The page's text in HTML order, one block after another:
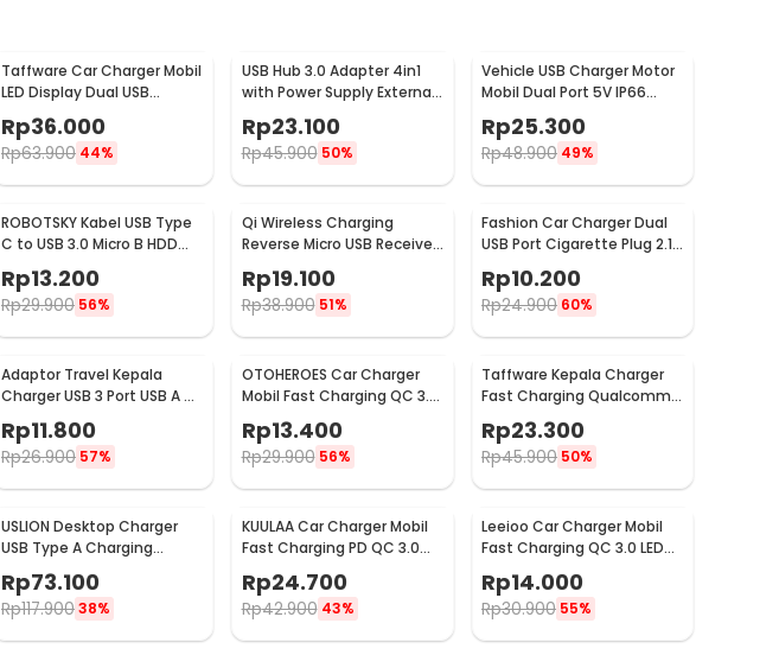
Taffware Car Charger Mobil
LED Display Dual USB
Cigarette Plug 3.1A - EC2
Rp36.000
Rp63.900 44%
USB Hub 3.0 Adapter 4in1
with Power Supply External
USB 3.0 4 Port - UH-103U3
Rp23.100
Rp45.900 50%
Vehicle USB Charger Motor
Mobil Dual Port 5V IP66
Splashproof - 42557
Rp25.300
Rp48.900 49%
ROBOTSKY Kabel USB Type
C to USB 3.0 Micro B HDD
Data Cable 1M - SGC10
Rp13.200
Rp29.900 56%
Qi Wireless Charging
Reverse Micro USB Receiver
Rp19.100
Rp38.900 51%
Fashion Car Charger Dual
USB Port Cigarette Plug 2.1A
Rp10.200
Rp24.900 60%
Adaptor Travel Kepala
Charger USB 3 Port USB A 5V
3.1A - EKA
Rp11.800
Rp26.900 57%
OTOHEROES Car Charger
Mobil Fast Charging QC 3.0
Dual USB 3.1A 30W - DC-681
Rp13.400
Rp29.900 56%
Taffware Kepala Charger
Fast Charging Qualcomm
QC 3.0 USB 3 Port USB - AR-
QC-03
Rp23.300
Rp45.900 50%
USLION Desktop Charger
USB Type A Charging
Station Dock 5 Port 4A -
US04
Rp73.100
Rp117.90038%
KUULAA Car Charger Mobil
Fast Charging PD QC 3.0
Rp24.700
Rp42.900 43%
Leeioo Car Charger Mobil
Fast Charging QC 3.0 LED
Rp14.000
Rp30.900 55%